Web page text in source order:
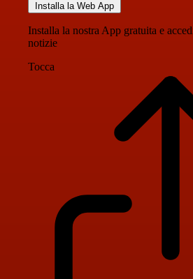
Installa la Web App
Installa la nostra App gratuita e
notizie
Tocca